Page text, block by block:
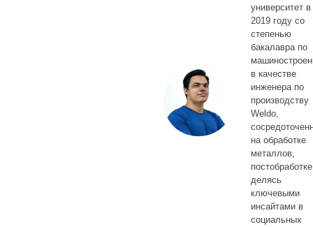
университет в
2019 году со
степенью
бакалавра по
в качестве
инженера по
производству
Weldo,
на обработке
металлов,
делясь
ключевыми
инсайтами в
социальных